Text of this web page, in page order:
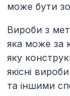
може бути
Вироби з
яка може за
яку
якісні
та іншими